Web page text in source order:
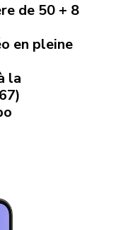
de 50 + 8
en pleine
la